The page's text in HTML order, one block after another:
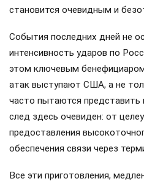
становится очевидным и
События последних дней не
интенсивность ударов по
этом ключевым
атак выступают США, а не
часто пытаются представить
след здесь очевиден: от
предоставления
обеспечения связи через
Все эти приготовления,